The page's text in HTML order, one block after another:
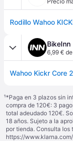
BikeInn
6,99 €
¹*Paga en 3 plazos sin
compra de 120€: 3
total adeudado 120€.
18 años. Sujeto a la
por tienda. Consulta los
https://